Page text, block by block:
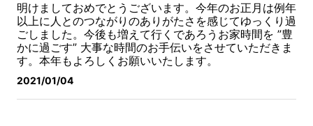
明けましておめでとうございます。 今年のお正月は例年
以上に人とのつながりのありがたさを感じてゆっくり過
ごしました。 今後も増えて行くであろうお家時間を ”豊
かに過ごす” 大事な時間のお手伝いをさせていただきま
す。 本年もよろしくお願いいたします。
2021/01/04